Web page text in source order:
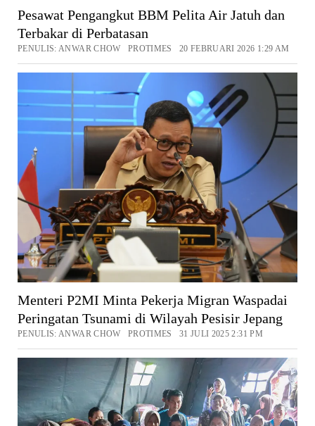
Pesawat Pengangkut BBM Pelita Air Jatuh dan
Terbakar di Perbatasan
PENULIS: ANWAR CHOW PROTIMES 20 FEBRUARI 2026 1:29 AM
Menteri P2MI Minta Pekerja Migran Waspadai
Peringatan Tsunami di Wilayah Pesisir Jepang
PENULIS: ANWAR CHOW PROTIMES 31 JULI 2025 2:31 PM